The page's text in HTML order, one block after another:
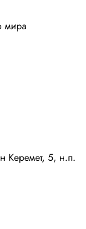
мира
Керемет, 5, н.п.